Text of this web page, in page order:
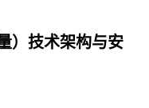
）技术架构与安